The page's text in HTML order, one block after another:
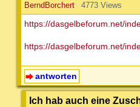
BerndBorchert
4773 Views
https://dasgelbeforum.net/
https://dasgelbeforum.net/
antworten
Ich hab auch eine